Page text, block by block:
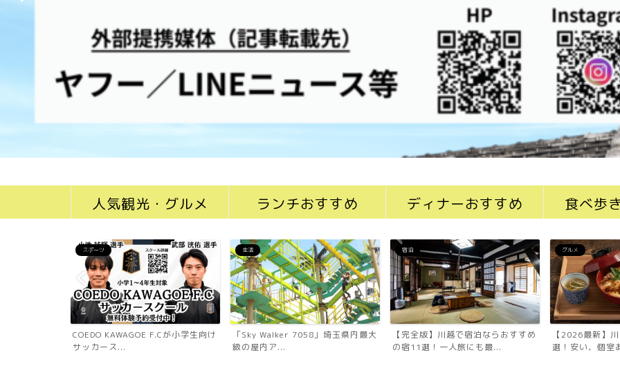
人気観光・グルメ ランチおすすめ ディナーおすすめ 食べ歩
スポーツ
COEDO KAWAGOE F.Cが小学生向け
サッカース...
生活
「Sky Walker 7058」埼玉県内最大
級の屋内ア...
宿泊
【完全版】川越で宿泊ならおすすめ
の宿11選！一人旅にも最...
グルメ
【2026最新】
選！安い、個室